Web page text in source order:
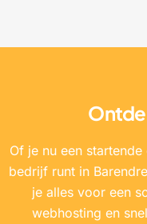
Of je nu een
bedrijf runt in
je alles voor een
webhosting en